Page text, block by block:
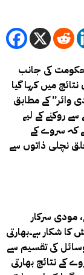
حکومت کی جانب
میں کہا گیا
کے مطابق
روکنے کے لیے
کہ سروے کے
کا تعلق نچلی ذاتوں سے
مودی سرکار
شکار ہے۔بھارتی
کی تقسیم سے
کے نتائج بھارتی